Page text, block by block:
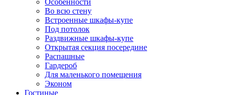
Особенности
Во всю стену
Встроенные шкафы-купе
Под потолок
Раздвижные шкафы-купе
Открытая секция посередине
Распашные
Гардероб
Для маленького помещения
Эконом
Гостиные